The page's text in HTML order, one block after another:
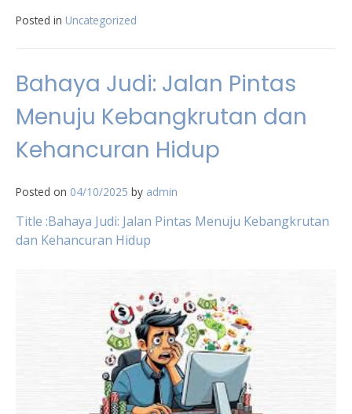
Posted in Uncategorized
Bahaya Judi: Jalan Pintas
Menuju Kebangkrutan dan
Kehancuran Hidup
Posted on 04/10/2025 by admin
Title :Bahaya Judi: Jalan Pintas Menuju Kebangkrutan
dan Kehancuran Hidup